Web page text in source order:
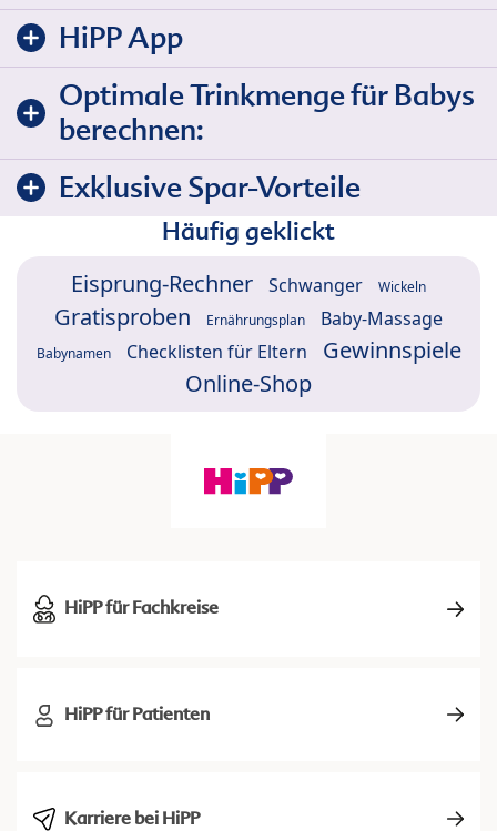
HiPP App
Optimale Trinkmenge für Babys
berechnen:
Exklusive Spar-Vorteile
Häufig geklickt
Eisprung-Rechner Schwanger Wickeln
Gratisproben Ernährungsplan Baby-Massage
Babynamen Checklisten für Eltern
Gewinnspiele
Online-Shop
HiPP für Fachkreise
HiPP für Patienten
Karriere bei HiPP